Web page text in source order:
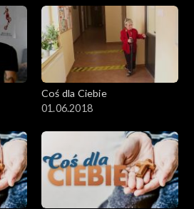
Coś dla Ciebie
01.06.2018